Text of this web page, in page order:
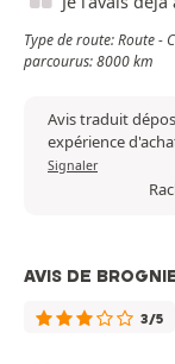
Type de route: Route -
parcourus: 8000 km
Avis traduit
expérience
Signaler
AVIS DE
3/5